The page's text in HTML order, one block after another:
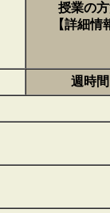
授業の
【詳細情
週時間